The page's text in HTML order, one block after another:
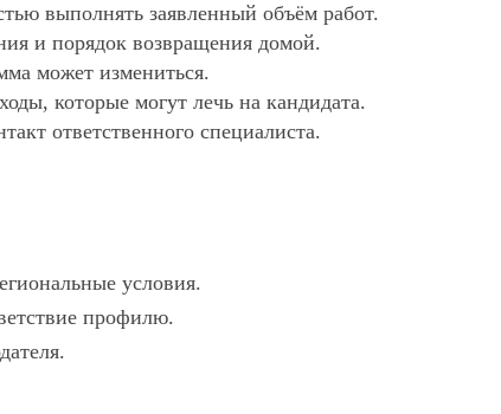
выполнять заявленный объём работ.
и порядок возвращения домой.
может измениться.
которые могут лечь на кандидата.
ответственного специалиста.
условия.
профилю.